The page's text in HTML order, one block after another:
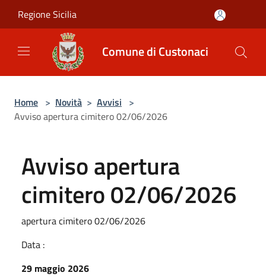
Regione Sicilia
Comune di Custonaci
Home > Novità > Avvisi >
Avviso apertura cimitero 02/06/2026
Avviso apertura
cimitero 02/06/2026
apertura cimitero 02/06/2026
Data :
29 maggio 2026